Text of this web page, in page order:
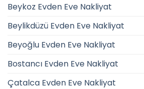
Beykoz Evden Eve Nakliyat
Beylikdüzü Evden Eve Nakliyat
Beyoğlu Evden Eve Nakliyat
Bostancı Evden Eve Nakliyat
Çatalca Evden Eve Nakliyat